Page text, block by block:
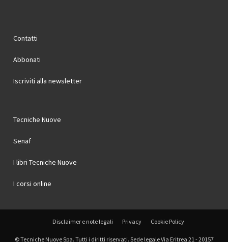
Contatti
Abbonati
Iscriviti alla newsletter
Tecniche Nuove
Senaf
I libri Tecniche Nuove
I corsi online
Disclaimer e note legali Privacy Cookie Policy
© Tecniche Nuove Spa. Tutti i diritti riservati. Sede legale Via Eritrea 21 - 20157